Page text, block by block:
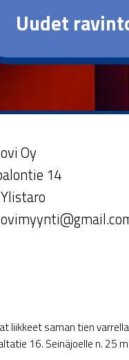
Uudet
Oy
14
liikkeet saman tien
16. Seinäjoelle n. 25